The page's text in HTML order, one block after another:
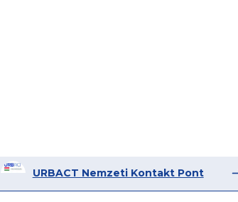
URBACT Nemzeti Kontakt Pont